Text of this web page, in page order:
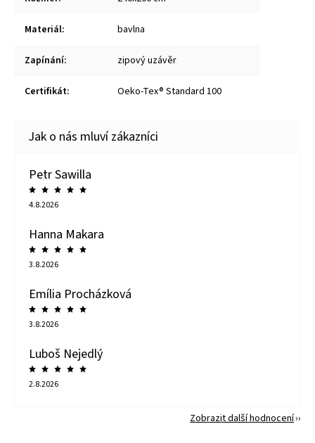
Materiál: bavlna
Zapínání: zipový uzávěr
Certifikát: Oeko-Tex® Standard 100
Petr Sawilla
4.8.2026
Hanna Makara
3.8.2026
Emília Procházková
3.8.2026
Luboš Nejedlý
2.8.2026
Zobrazit další hodnocení